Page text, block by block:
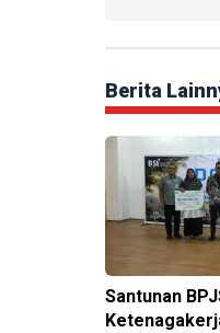
Berita
Santunan